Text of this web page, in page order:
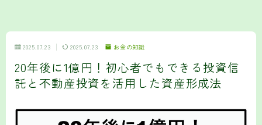
2025.07.23 2025.07.23 お金の知識
20年後に1億円！初心者でもできる投資信
託と不動産投資を活用した資産形成法